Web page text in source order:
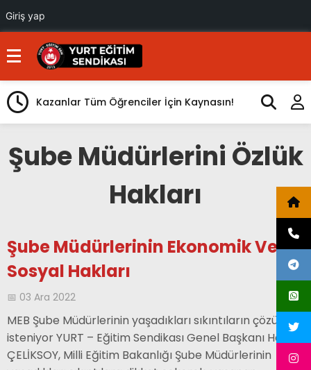
Giriş yap
Kazanlar Tüm Öğrenciler İçin Kaynasın! Orhan
Şube Müdürlerini Özlük
Hakları
Şube Müdürlerinin Ekonomik Ve
Sosyal Hakları
📅 03 Ara 2022
MEB Şube Müdürlerinin yaşadıkları sıkıntıların çözümü
isteniyor YURT – Eğitim Sendikası Genel Başkanı Hakan
ÇELİKSOY, Milli Eğitim Bakanlığı Şube Müdürlerinin